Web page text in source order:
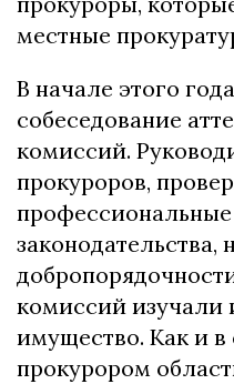
местные
В начале этого
собеседование
комиссий.
прокуроров,
профессиональные
законодательства,
комиссий изучали
имущество. Как и
прокурором